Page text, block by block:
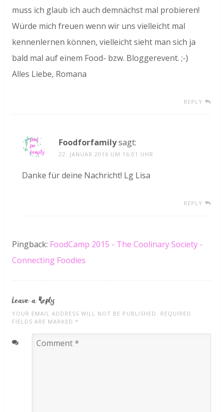
muss ich glaub ich auch demnächst mal probieren!
Würde mich freuen wenn wir uns vielleicht mal
kennenlernen können, vielleicht sieht man sich ja
bald mal auf einem Food- bzw. Bloggerevent. ;-)
Alles Liebe, Romana
REPLY
Foodforfamilysagt:
22. JANUAR 2016 UM 16:01 UHR
Danke für deine Nachricht! Lg Lisa
REPLY
Pingback: FoodCamp 2015 - The Coolinary Society -
Connecting Foodies
Leave a Reply
YOUR EMAIL ADDRESS WILL NOT BE PUBLISHED. REQUIRED
FIELDS ARE MARKED *
Comment